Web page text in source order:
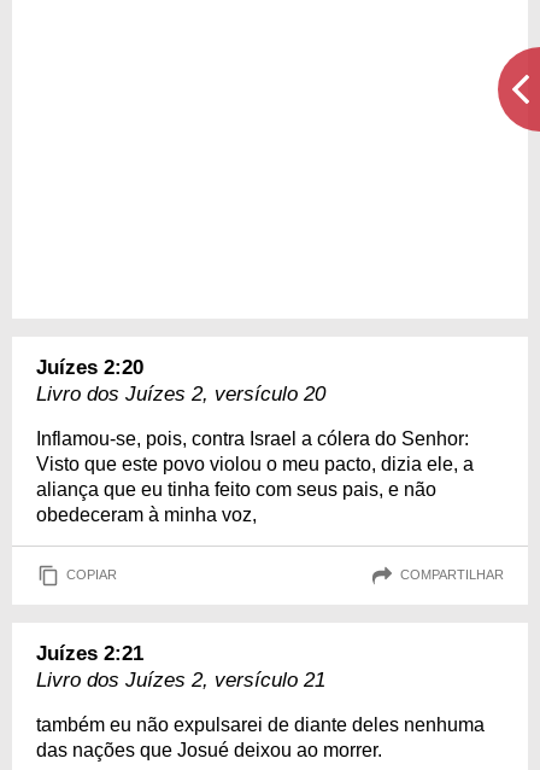
Juízes 2:20
Livro dos Juízes 2, versículo 20
Inflamou-se, pois, contra Israel a cólera do Senhor:
Visto que este povo violou o meu pacto, dizia ele, a
aliança que eu tinha feito com seus pais, e não
obedeceram à minha voz,
COPIAR COMPARTILHAR
Juízes 2:21
Livro dos Juízes 2, versículo 21
também eu não expulsarei de diante deles nenhuma
das nações que Josué deixou ao morrer.